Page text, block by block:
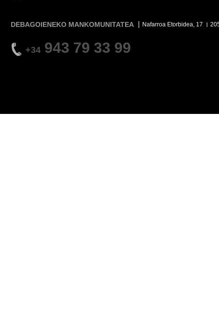
DEBAGOIENEKO MANKOMUNITATEA Nafarroa Etorbidea, 17
+34 943 79 33 99